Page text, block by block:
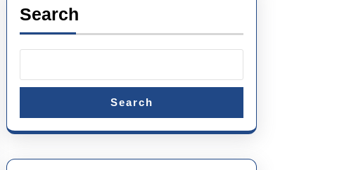
Search
Search